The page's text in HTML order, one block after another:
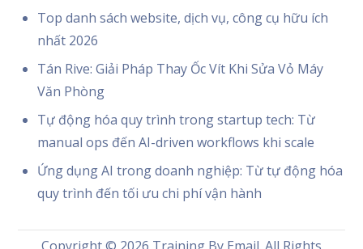
Top danh sách website, dịch vụ, công cụ hữu ích
nhất 2026
Tán Rive: Giải Pháp Thay Ốc Vít Khi Sửa Vỏ Máy
Văn Phòng
Tự động hóa quy trình trong startup tech: Từ
manual ops đến AI-driven workflows khi scale
Ứng dụng AI trong doanh nghiệp: Từ tự động hóa
quy trình đến tối ưu chi phí vận hành